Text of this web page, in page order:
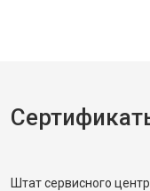
Штат сервисного